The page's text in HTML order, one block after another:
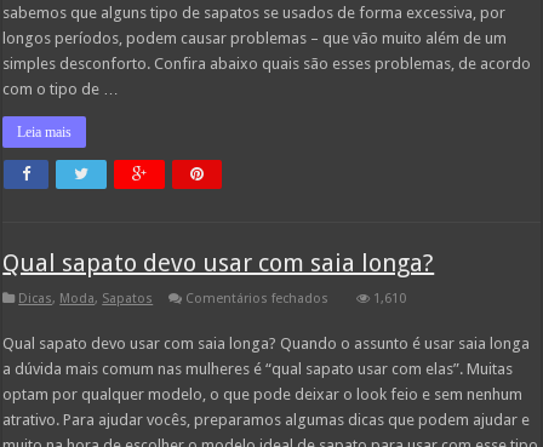
seus
sabemos que alguns tipo de sapatos se usados de forma excessiva, por
longos períodos, podem causar problemas – que vão muito além de um
simples desconforto. Confira abaixo quais são esses problemas, de acordo
com o tipo de …
Leia mais
Qual sapato devo usar com saia longa?
Dicas, Moda, Sapatos Comentários fechados
devo
usar
com
saia
1,610
Qual sapato devo usar com saia longa? Quando o assunto é usar saia longa
a dúvida mais comum nas mulheres é “qual sapato usar com elas”. Muitas
optam por qualquer modelo, o que pode deixar o look feio e sem nenhum
atrativo. Para ajudar vocês, preparamos algumas dicas que podem ajudar e